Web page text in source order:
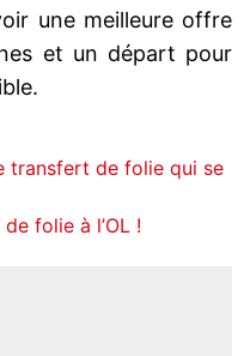
une meilleure offre
et un départ pour
transfert de folie qui se
folie à l’OL !